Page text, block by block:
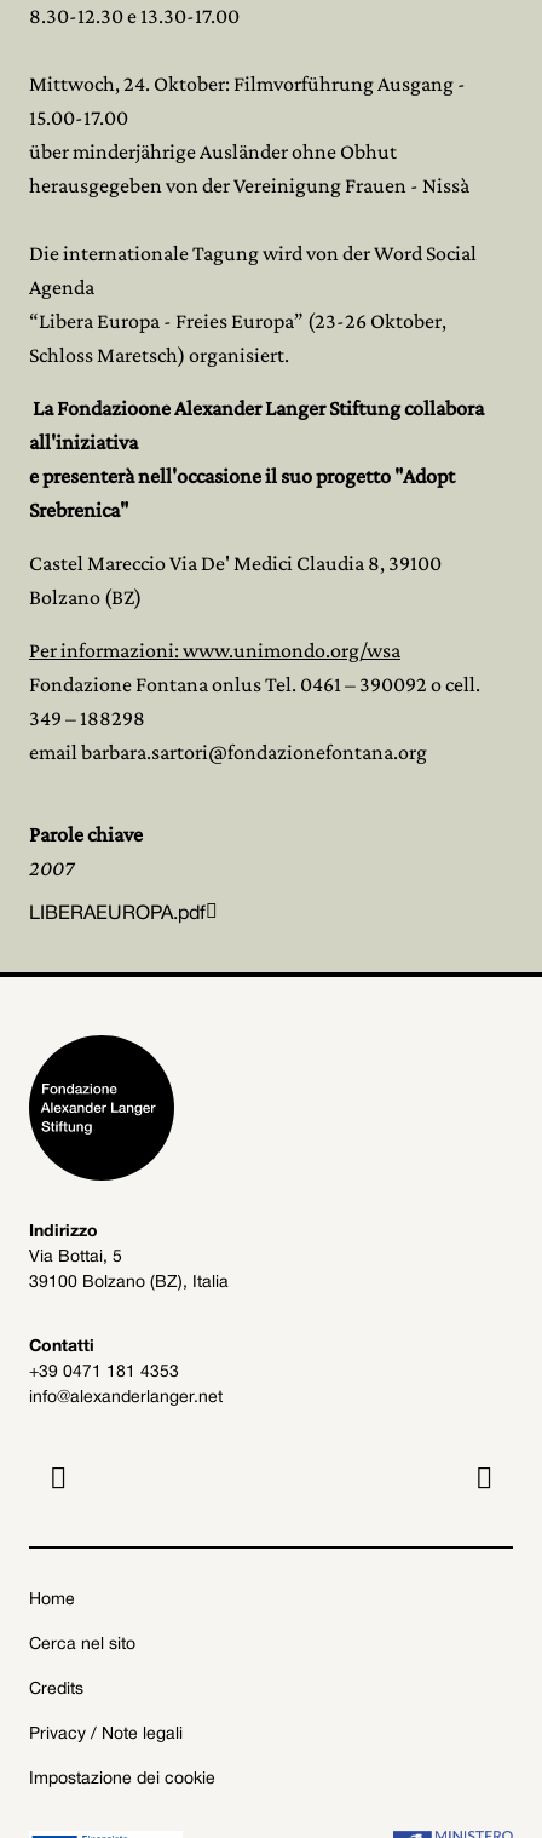
8.30-12.30 e 13.30-17.00
Mittwoch, 24. Oktober: Filmvorführung Ausgang -
15.00-17.00
über minderjährige Ausländer ohne Obhut
herausgegeben von der Vereinigung Frauen - Nissà
Die internationale Tagung wird von der Word Social
Agenda
“Libera Europa - Freies Europa” (23-26 Oktober,
Schloss Maretsch) organisiert.
La Fondazioone Alexander Langer Stiftung collabora
all'iniziativa
e presenterà nell'occasione il suo progetto "Adopt
Srebrenica"
Castel Mareccio Via De' Medici Claudia 8, 39100
Bolzano (BZ)
Per informazioni: www.unimondo.org/wsa
Fondazione Fontana onlus Tel. 0461 – 390092 o cell.
349 – 188298
email barbara.sartori@fondazionefontana.org
Parole chiave
2007
LIBERAEUROPA.pdf
Indirizzo
Via Bottai, 5
39100 Bolzano (BZ), Italia
Contatti
+39 0471 181 4353
info@alexanderlanger.net
 
Home
Cerca nel sito
Credits
Privacy / Note legali
Impostazione dei cookie